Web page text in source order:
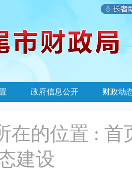
政府信息公开 财政动
在的位置 : 首
建设